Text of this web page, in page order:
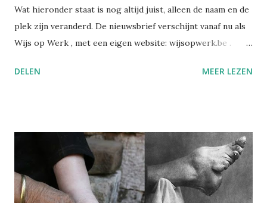
Wat hieronder staat is nog altijd juist, alleen de naam en de
plek zijn veranderd. De nieuwsbrief verschijnt vanaf nu als
Wijs op Werk , met een eigen website: wijsopwerk.be .
gaat: welzijn, preventie, verzuim- en re-integratiebeleid,
voortaan op wijsopwerk.be . Inschrijven kan daar
rechtstreeks: wijsopwerk.be/nieuwsbrief . -- Juli 2025
Sinds kort heb ik op LinkedIn een nieuwsbrief gelanceerd:
Wegwijs in welzijn. Daarin bundel ik wekelijks de artikels
DELEN MEER LEZEN